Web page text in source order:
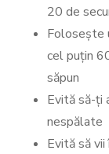
20 de
Folosește
cel puțin
săpun
Evită să-ți
nespălate
Evită să